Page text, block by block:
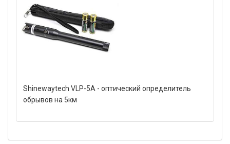
Shinewaytech VLP-5A - оптический определитель
обрывов на 5км